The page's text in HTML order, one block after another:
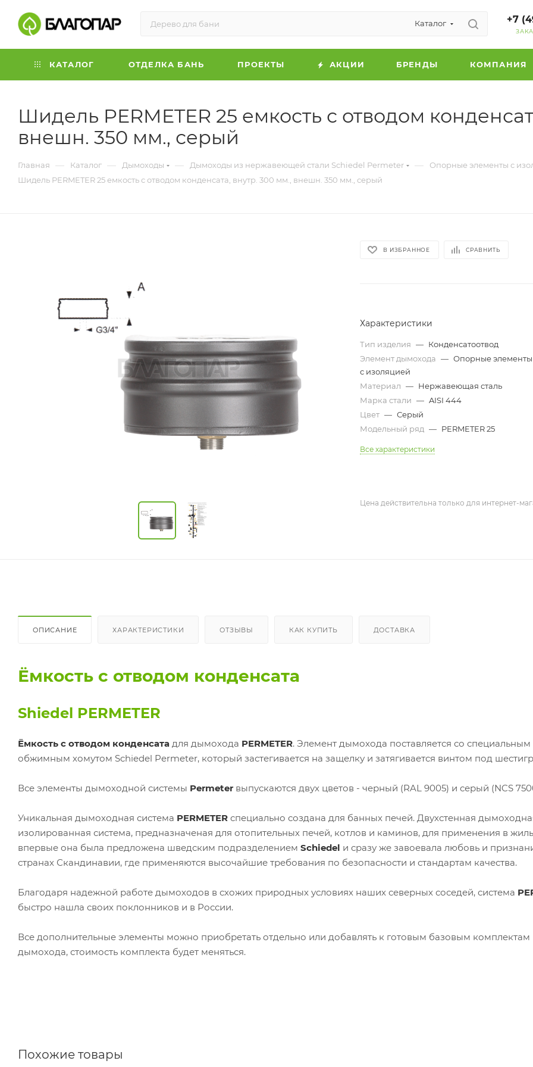
Каталог +7
КАТАЛОГ ОТДЕЛКА БАНЬ ПРОЕКТЫ АКЦИИ БРЕНДЫ КОМПАНИЯ
Шидель PERMETER 25 емкость с отводом
внешн. 350 мм., серый
Главная — Каталог — Дымоходы — Дымоходы из нержавеющей стали Schiedel Permeter — Опорные элементы с
Шидель PERMETER 25 емкость с отводом конденсата, внутр. 300 мм., внешн. 350 мм., серый
В ИЗБРАННОЕ СРАВНИТЬ
Характеристики
Тип изделия — Конденсатоотвод
Элемент дымохода — Опорные элементы
с изоляцией
Материал — Нержавеющая сталь
Марка стали — AISI 444
Цвет — Серый
Модельный ряд — PERMETER 25
Все характеристики
Цена действительна только для интернет-
ОПИСАНИЕ ХАРАКТЕРИСТИКИ ОТЗЫВЫ КАК КУПИТЬ ДОСТАВКА
Ёмкость с отводом конденсата
Shiedel PERMETER
Ёмкость с отводом конденсата для дымохода PERMETER. Элемент дымохода поставляется со специальным
обжимным хомутом Schiedel Permeter, который застегивается на защелку и затягивается винтом под
Все элементы дымоходной системы Permeter выпускаются двух цветов - черный (RAL 9005) и серый (NCS
Уникальная дымоходная система PERMETER специально создана для банных печей. Двухстенная
изолированная система, предназначеная для отопительных печей, котлов и каминов, для применения в
впервые она была предложена шведским подразделением Schiedel и сразу же завоевала любовь и
странах Скандинавии, где применяются высочайшие требования по безопасности и стандартам качества.
Благодаря надежной работе дымоходов в схожих природных условиях наших северных соседей, система
быстро нашла своих поклонников и в России.
Все дополнительные элементы можно приобретать отдельно или добавлять к готовым базовым комплектам
дымохода, стоимость комплекта будет меняться.
Похожие товары